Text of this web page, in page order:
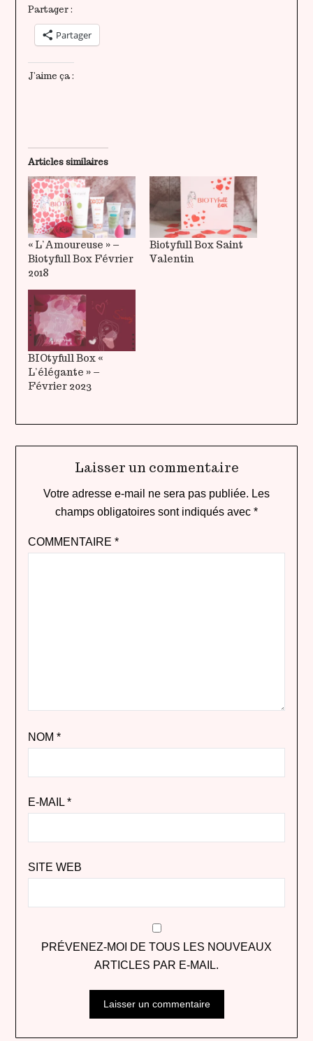
Partager :
Partager
J’aime ça :
Articles similaires
« L’Amoureuse » –
Biotyfull Box Février
2018
Biotyfull Box Saint
Valentin
BIOtyfull Box «
L’élégante » –
Février 2023
Laisser un commentaire
Votre adresse e-mail ne sera pas publiée. Les
champs obligatoires sont indiqués avec *
COMMENTAIRE *
NOM *
E-MAIL*
SITE WEB
PRÉVENEZ-MOI DE TOUS LES NOUVEAUX
ARTICLES PAR E-MAIL.